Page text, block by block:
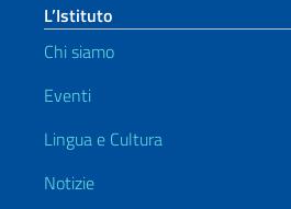
L’Istituto
Chi siamo
Eventi
Lingua e Cultura
Notizie